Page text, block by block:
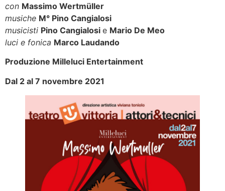
con Massimo Wertmüller
musiche M° Pino Cangialosi
musicisti Pino Cangialosi e Mario De Meo
luci e fonica Marco Laudando
Produzione Milleluci Entertainment
Dal 2 al 7 novembre 2021